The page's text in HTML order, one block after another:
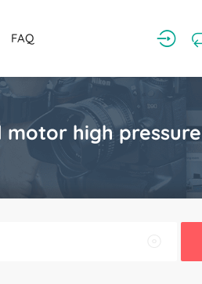
FAQ
motor high pressure